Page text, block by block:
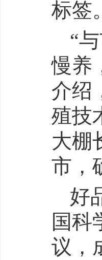
标签。
“
慢养
介绍
殖技
大棚
市，
好
国科
议，